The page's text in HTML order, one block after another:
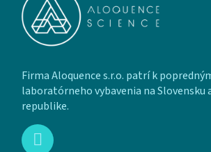
Firma Aloquence s.r.o. patrí k
laboratórneho vybavenia na Slovensku
republike.